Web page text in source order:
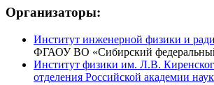
Организаторы:
Институт инженерной физики и
ФГАОУ ВО «Сибирский
Институт физики им. Л.В.
отделения Российской академии